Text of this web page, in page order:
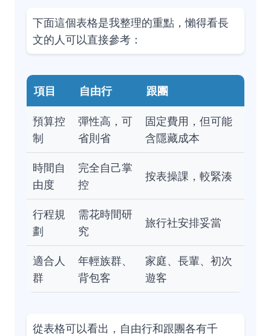
下面這個表格是我整理的重點，懶得看長
文的人可以直接參考：
項目 自由行 跟團
預算控
制
彈性高，可
省則省
固定費用，但可能
含隱藏成本
時間自
由度
完全自己掌
控
按表操課，較緊湊
行程規
劃
需花時間研
究
旅行社安排妥當
適合人
群
年輕族群、
背包客
家庭、長輩、初次
遊客
從表格可以看出，自由行和跟團各有千